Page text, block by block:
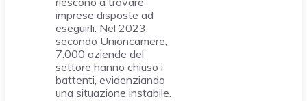
imprese disposte ad
eseguirli. Nel 2023,
secondo Unioncamere,
7.000 aziende del
settore hanno chiuso i
battenti, evidenziando
una situazione instabile.